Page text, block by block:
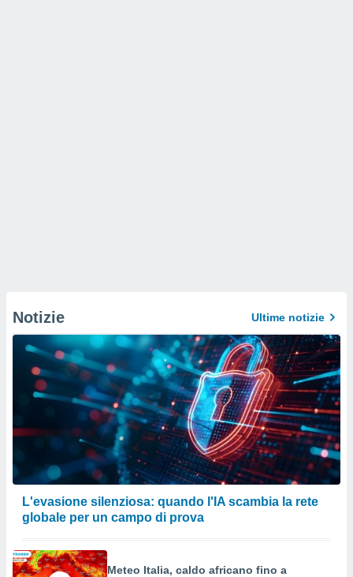
Notizie Ultime notizie
L'evasione silenziosa: quando l'IA scambia la rete
globale per un campo di prova
Meteo Italia, caldo africano fino a